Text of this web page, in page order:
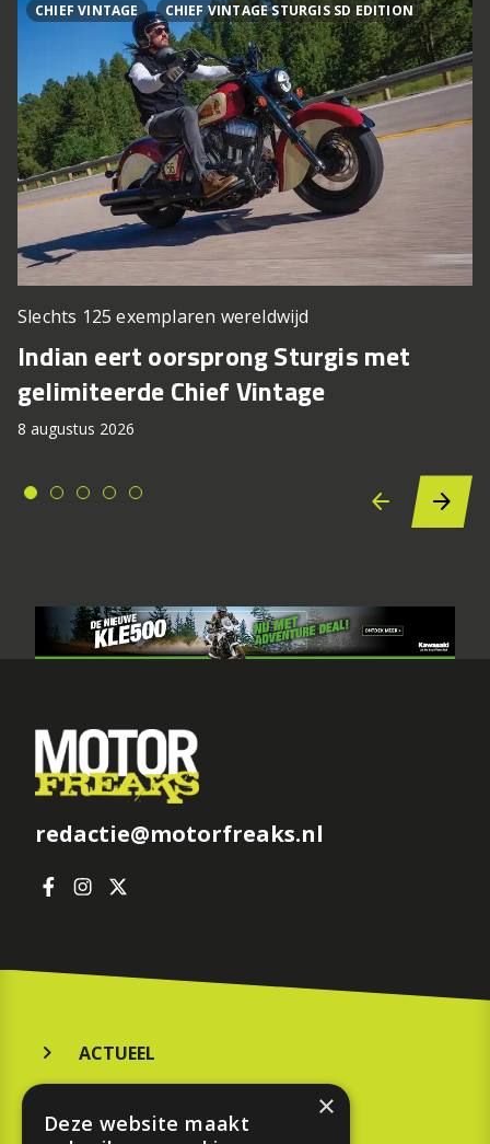
CHIEF VINTAGE CHIEF VINTAGE STURGIS SD EDITION
Slechts 125 exemplaren wereldwijd
Indian eert oorsprong Sturgis met
gelimiteerde Chief Vintage
8 augustus 2026
redactie@motorfreaks.nl
ACTUEEL
×
Deze website maakt